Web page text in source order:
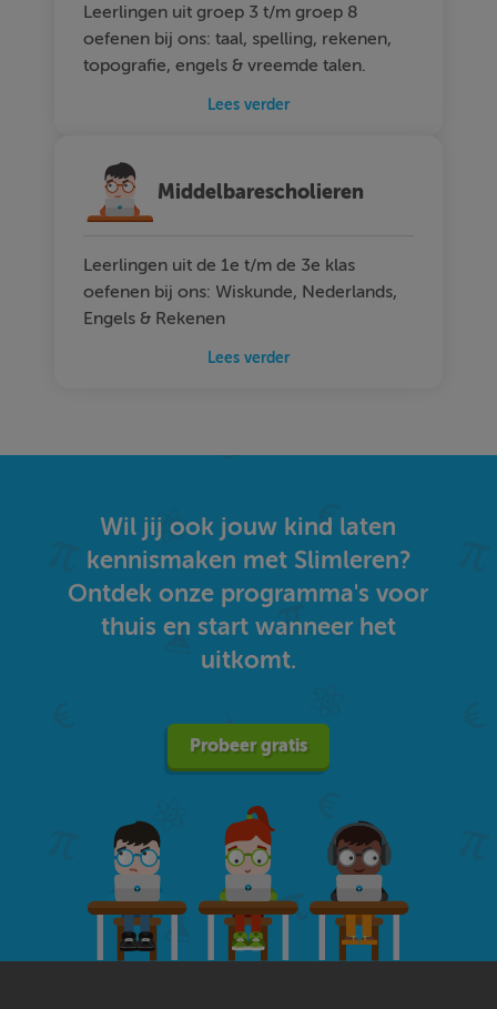
Leerlingen uit groep 3 t/m groep 8
oefenen bij ons: taal, spelling, rekenen,
topografie, engels & vreemde talen.
Lees verder
Middelbarescholieren
Leerlingen uit de 1e t/m de 3e klas
oefenen bij ons: Wiskunde, Nederlands,
Engels & Rekenen
Lees verder
Wil jij ook jouw kind laten
kennismaken met Slimleren?
Ontdek onze programma's voor
thuis en start wanneer het
uitkomt.
Probeer gratis